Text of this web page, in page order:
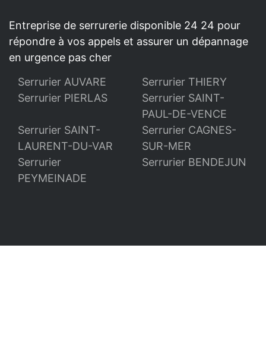
Entreprise de serrurerie disponible 24 24 pour
répondre à vos appels et assurer un dépannage
en urgence pas cher
Serrurier AUVARE
Serrurier THIERY
Serrurier PIERLAS
Serrurier SAINT-
PAUL-DE-VENCE
Serrurier SAINT-
LAURENT-DU-VAR
Serrurier CAGNES-
SUR-MER
Serrurier
PEYMEINADE
Serrurier BENDEJUN